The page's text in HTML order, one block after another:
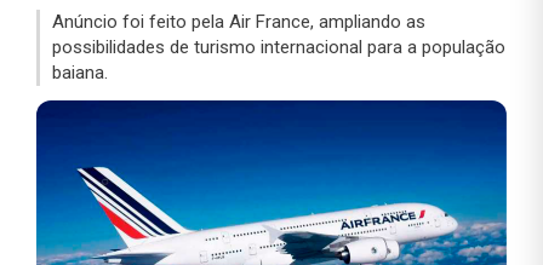
Anúncio foi feito pela Air France, ampliando as
possibilidades de turismo internacional para a população
baiana.